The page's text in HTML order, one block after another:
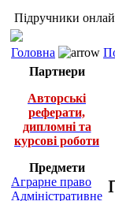
Підручники
Головна
Партнери
Авторські
реферати,
дипломні та
курсові роботи
Предмети
Аграрне право
Адміністративне